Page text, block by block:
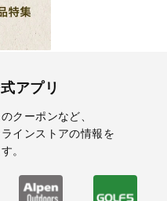
アプリ
クーポンなど、
インストアの情報を
。